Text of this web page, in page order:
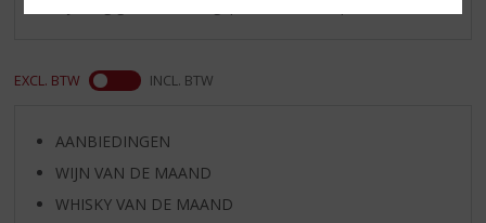
EXCL. BTW INCL. BTW
AANBIEDINGEN
WIJN VAN DE MAAND
WHISKY VAN DE MAAND